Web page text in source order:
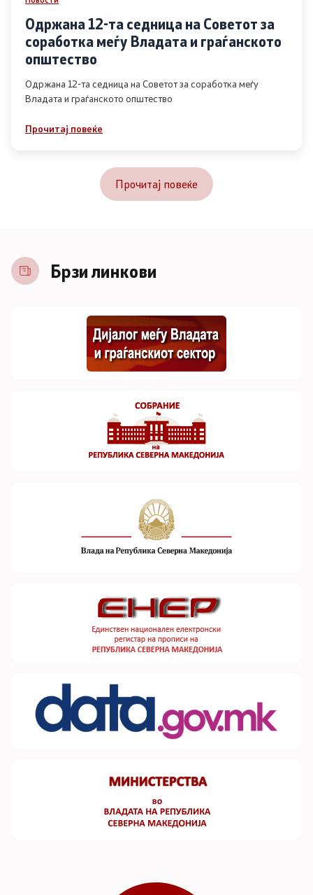
Одржана 12-та седница на Советот за
соработка меѓу Владата и граѓанското
општество
Одржана 12-та седница на Советот за соработка меѓу
Владата и граѓанското општество
Прочитај повеќе
Прочитај повеќе
Брзи линкови